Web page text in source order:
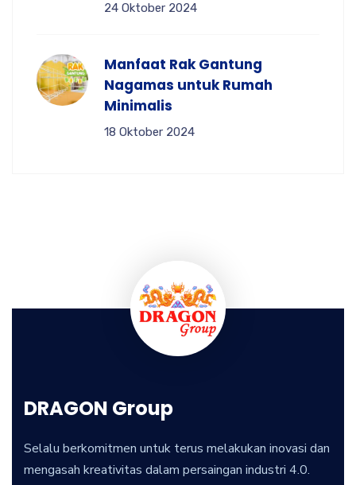
24 Oktober 2024
Manfaat Rak Gantung
Nagamas untuk Rumah
Minimalis
18 Oktober 2024
DRAGON Group
Selalu berkomitmen untuk terus melakukan inovasi dan
mengasah kreativitas dalam persaingan industri 4.0.